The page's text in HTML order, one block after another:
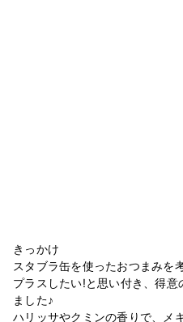
きっかけ
スタブラ缶を使ったおつまみを
プラスしたい!と思い付き、得
ました♪
ハリッサやクミンの香りで、メ